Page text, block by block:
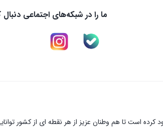
ما را در شبکه‌های اجتماعی دنبال
است تا هم وطنان عزیز از هر نقطه ای از کشور